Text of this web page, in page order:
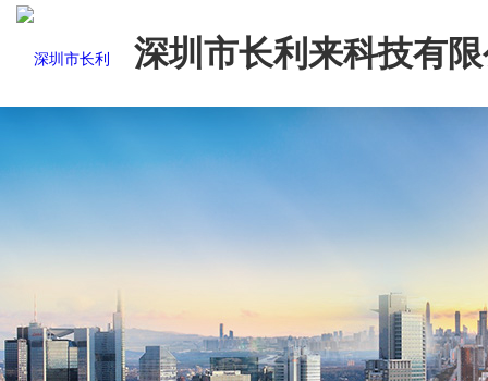
深圳市长利来科技有